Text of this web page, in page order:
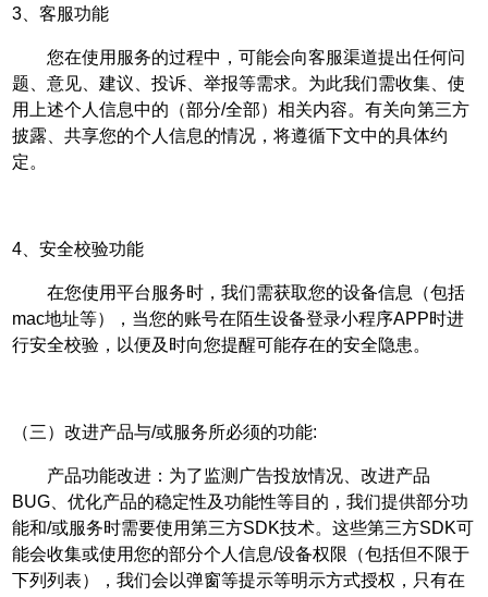
3、客服功能
您在使用服务的过程中，可能会向客服渠道提出任何问
题、意见、建议、投诉、举报等需求。为此我们需收集、使
用上述个人信息中的（部分/全部）相关内容。有关向第三方
披露、共享您的个人信息的情况，将遵循下文中的具体约
定。
4、安全校验功能
在您使用平台服务时，我们需获取您的设备信息（包括
mac地址等），当您的账号在陌生设备登录小程序APP时进
行安全校验，以便及时向您提醒可能存在的安全隐患。
（三）改进产品与/或服务所必须的功能:
产品功能改进：为了监测广告投放情况、改进产品
BUG、优化产品的稳定性及功能性等目的，我们提供部分功
能和/或服务时需要使用第三方SDK技术。这些第三方SDK可
能会收集或使用您的部分个人信息/设备权限（包括但不限于
下列列表），我们会以弹窗等提示等明示方式授权，只有在